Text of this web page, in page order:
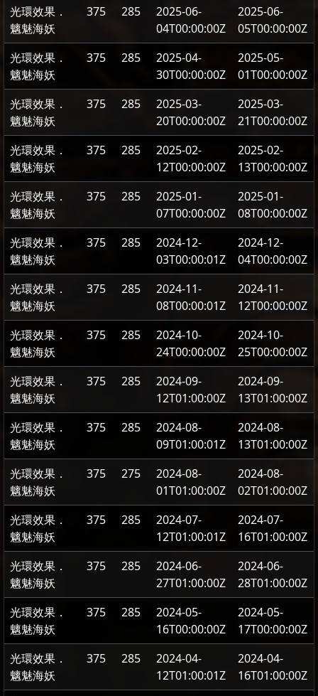
光環效果．
魑魅海妖
375 285
2025-06-
04T00:00:00Z
2025-06-
05T00:00:00Z
光環效果．
魑魅海妖
375 285
2025-04-
30T00:00:00Z
2025-05-
01T00:00:00Z
光環效果．
魑魅海妖
375 285
2025-03-
20T00:00:00Z
2025-03-
21T00:00:00Z
光環效果．
魑魅海妖
375 285
2025-02-
12T00:00:00Z
2025-02-
13T00:00:00Z
光環效果．
魑魅海妖
375 285
2025-01-
07T00:00:00Z
2025-01-
08T00:00:00Z
光環效果．
魑魅海妖
375 285
2024-12-
03T00:00:01Z
2024-12-
04T00:00:00Z
光環效果．
魑魅海妖
375 285
2024-11-
08T00:00:01Z
2024-11-
12T00:00:00Z
光環效果．
魑魅海妖
375 285
2024-10-
24T00:00:00Z
2024-10-
25T00:00:00Z
光環效果．
魑魅海妖
375 285
2024-09-
12T01:00:00Z
2024-09-
13T01:00:00Z
光環效果．
魑魅海妖
375 285
2024-08-
09T01:00:01Z
2024-08-
13T01:00:00Z
光環效果．
魑魅海妖
375 275
2024-08-
01T01:00:00Z
2024-08-
02T01:00:00Z
光環效果．
魑魅海妖
375 285
2024-07-
12T01:00:01Z
2024-07-
16T01:00:00Z
光環效果．
魑魅海妖
375 285
2024-06-
27T01:00:00Z
2024-06-
28T01:00:00Z
光環效果．
魑魅海妖
375 285
2024-05-
16T00:00:00Z
2024-05-
17T00:00:00Z
光環效果．
魑魅海妖
375 285
2024-04-
12T01:00:01Z
2024-04-
16T01:00:00Z